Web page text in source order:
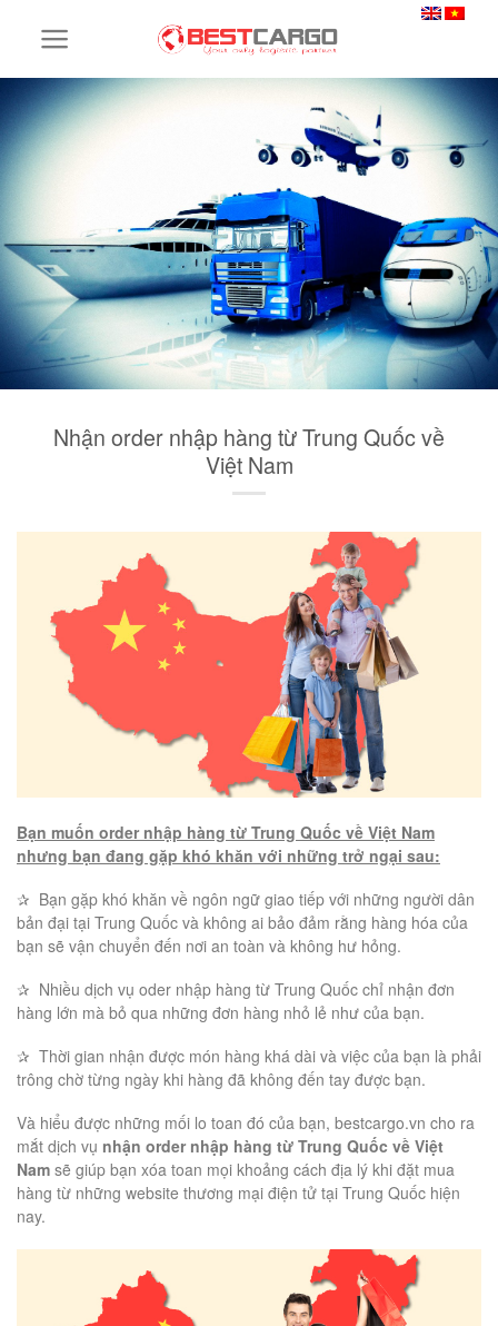
Nhận order nhập hàng từ Trung Quốc về
Việt Nam
Bạn muốn order nhập hàng từ Trung Quốc về Việt Nam
nhưng bạn đang gặp khó khăn với những trở ngại sau:
✰ Bạn gặp khó khăn về ngôn ngữ giao tiếp với những người dân
bản đại tại Trung Quốc và không ai bảo đảm rằng hàng hóa của
bạn sẽ vận chuyển đến nơi an toàn và không hư hỏng.
✰ Nhiều dịch vụ oder nhập hàng từ Trung Quốc chỉ nhận đơn
hàng lớn mà bỏ qua những đơn hàng nhỏ lẻ như của bạn.
✰ Thời gian nhận được món hàng khá dài và việc của bạn là phải
trông chờ từng ngày khi hàng đã không đến tay được bạn.
Và hiểu được những mối lo toan đó của bạn, bestcargo.vn cho ra
mắt dịch vụ nhận order nhập hàng từ Trung Quốc về Việt
Nam sẽ giúp bạn xóa toan mọi khoảng cách địa lý khi đặt mua
hàng từ những website thương mại điện tử tại Trung Quốc hiện
nay.